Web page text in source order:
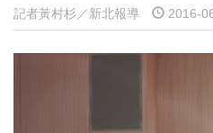
記者黃村杉／新北報導 2016-